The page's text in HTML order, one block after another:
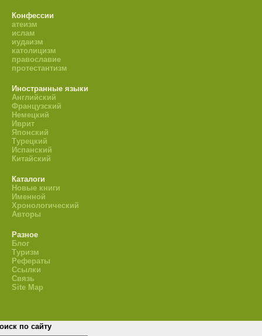
Конфессии
атеизм
ислам
иудаизм
католицизм
православие
протестантизм
Иностранные языки
Английский
Французский
Немецкий
Иврит
Японский
Турецкий
Испанский
Китайский
Каталоги
Новые книги
Именной
Хронологический
Авторы
Разное
Блог
Туризм
Рефераты
Ссылки
Связь
Site Map
по сайту